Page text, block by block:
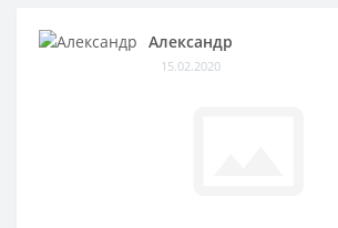
Александр
15.02.2020